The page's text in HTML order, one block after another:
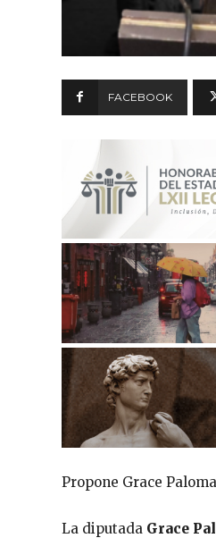
FACEBOOK
Propone Grace
La diputada Grace